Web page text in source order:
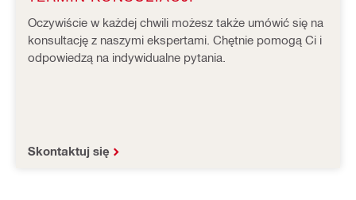
Oczywiście w każdej chwili możesz także umówić się na
konsultację z naszymi ekspertami. Chętnie pomogą Ci i
odpowiedzą na indywidualne pytania.
Skontaktuj się